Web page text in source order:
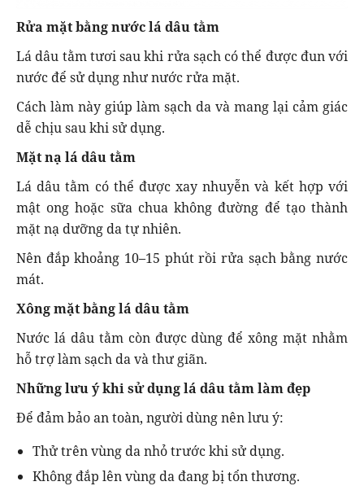
Rửa mặt bằng nước lá dâu tằm
Lá dâu tằm tươi sau khi rửa sạch có thể được đun với
nước để sử dụng như nước rửa mặt.
Cách làm này giúp làm sạch da và mang lại cảm giác
dễ chịu sau khi sử dụng.
Mặt nạ lá dâu tằm
Lá dâu tằm có thể được xay nhuyễn và kết hợp với
mật ong hoặc sữa chua không đường để tạo thành
mặt nạ dưỡng da tự nhiên.
Nên đắp khoảng 10–15 phút rồi rửa sạch bằng nước
mát.
Xông mặt bằng lá dâu tằm
Nước lá dâu tằm còn được dùng để xông mặt nhằm
hỗ trợ làm sạch da và thư giãn.
Những lưu ý khi sử dụng lá dâu tằm làm đẹp
Để đảm bảo an toàn, người dùng nên lưu ý:
Thử trên vùng da nhỏ trước khi sử dụng.
Không đắp lên vùng da đang bị tổn thương.